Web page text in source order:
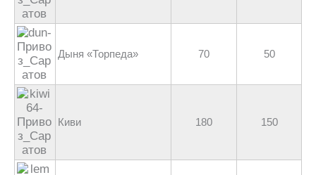
Дыня «Торпеда» 70 50
Киви 180 150